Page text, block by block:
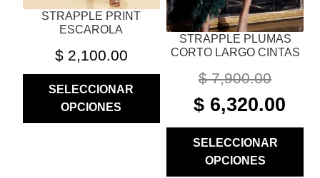
STRAPPLE PRINT
ESCAROLA
$2,100.00
SELECCIONAR
OPCIONES
LA
PÁGINA
PRODUCTO
STRAPPLE PLUMAS
CORTO LARGO CINTAS
$7,900.00
ORIGINAL
PRICE
$ 6,320.00
SELECCIONAR
OPCIONES
LA
PÁGINA
DE